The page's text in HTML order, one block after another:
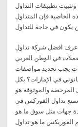
تطبيقات التداول
الخاصية فإن المتداول
افضل شركة تداول
في الوطن العربي
يجب تحديد مواصفات
في الإمارات؟ بكل
المرخصة والموثوقة هو
تداول الفوركس في
جهات مثل سوق ما هو
الفوريكس ما هو تداول